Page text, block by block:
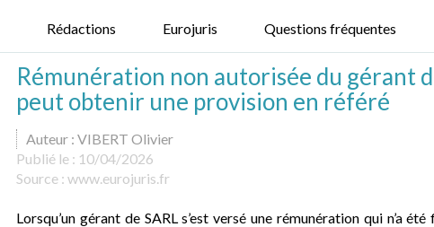
Rédactions Eurojuris Questions fréquentes
Rémunération non autorisée du gérant
peut obtenir une provision en référé
Auteur : VIBERT Olivier
Publié le : 10/04/2026
Source : www.eurojuris.fr
Lorsqu’un gérant de SARL s’est versé une rémunération qui n’a